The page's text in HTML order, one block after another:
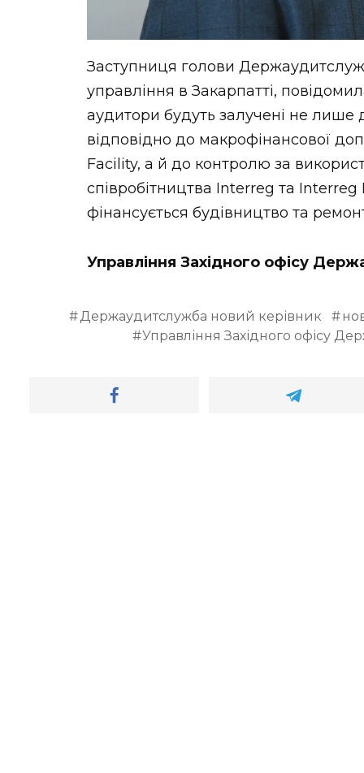
Заступниця голови
управління в Закарпатті,
аудитори будуть залучені не
відповідно до макрофінансової
Facility, а й до контролю за
співробітництва Interreg та
фінансується будівництво та
Управління Західного офісу
Держаудитслужба новий керівник
Управління Західного офісу